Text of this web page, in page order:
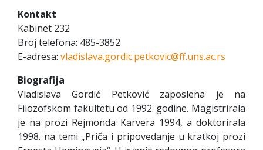
Kontakt
Kabinet 232
Broj telefona: 485-3852
E-adresa: vladislava.gordic.petkovic@ff.uns.ac.rs
Biografija
Vladislava Gordić Petković zaposlena je na
Filozofskom fakultetu od 1992. godine. Magistrirala
je na prozi Rejmonda Karvera 1994, a doktorirala
1998. na temi „Priča i pripovedanje u kratkoj prozi